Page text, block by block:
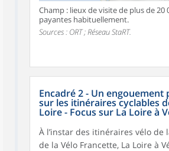
Champ : lieux de visite de plus de 20
payantes habituellement.
Sources : ORT ; Réseau StaRT.
Encadré 2 - Un engouement
sur les itinéraires cyclables
Loire - Focus sur La Loire à
À l’instar des itinéraires vélo de
de la Vélo Francette, La Loire à